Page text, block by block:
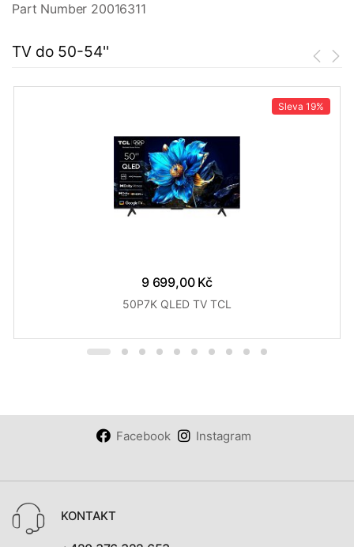
Part Number 20016311
TV do 50-54''
Sleva 19%
9 699,00 Kč
50P7K QLED TV TCL
Facebook Instagram
KONTAKT